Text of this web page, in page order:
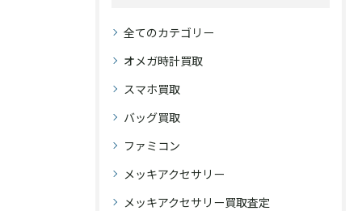
全てのカテゴリー
オメガ時計買取
スマホ買取
バッグ買取
ファミコン
メッキアクセサリー
メッキアクセサリー買取査定